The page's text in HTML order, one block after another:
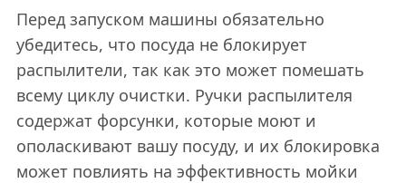
Перед запуском машины обязательно
убедитесь, что посуда не блокирует
распылители, так как это может помешать
всему циклу очистки. Ручки распылителя
содержат форсунки, которые моют и
ополаскивают вашу посуду, и их блокировка
может повлиять на эффективность мойки